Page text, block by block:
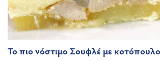
Το πιο νόστιμο Σουφλέ με κοτόπουλο